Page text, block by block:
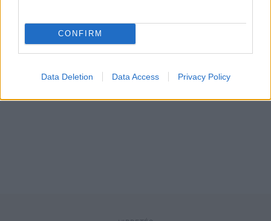
CONFIRM
Data Deletion Data Access Privacy Policy
Itt állíthatod be, hogy a Google
glamour.hu cikkeit